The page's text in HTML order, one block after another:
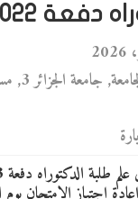
2022-2023
, جامعة الجزائر 3 ,